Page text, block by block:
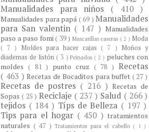
Manualidades para niños ( 410 )
Manualidades para papá ( 69 ) Manualidades
para San valentin ( 147 ) Manualidades
paso a paso fomi( 39 ) Mascarillas caseras ( 2 ) Moda
( 7 ) Moldes para hacer cajas ( 7 ) Moños y
diademas de listón ( 3 )Peinados ( 2 ) peluches con
moldes ( 81 ) punto cruz ( 78 )Recetas
( 463 )Recetas de Bocaditos para buffet ( 27 )
Recetas de postres ( 216 )Recetas de
Sopas ( 25 ) Reciclaje ( 237 ) Salud ( 266 )
tejidos ( 184 ) Típs de Belleza ( 197 )
Tips para el hogar ( 450 )tratamientos
naturales ( 47 )Tratamientos para el cabello ( 1 )